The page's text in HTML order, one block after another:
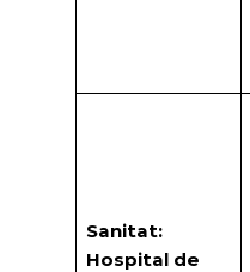
Sanitat:
Hospital de